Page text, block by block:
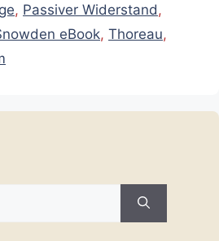
, Passiver Widerstand ,
eBook, Thoreau,